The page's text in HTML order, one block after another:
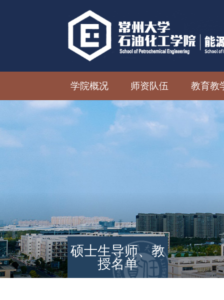
学院概况 师资队伍 教育
硕士生导师、教
授名单